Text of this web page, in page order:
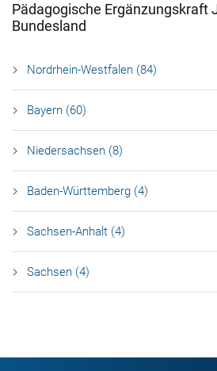
Pädagogische Ergänzungskraft
Bundesland
Nordrhein-Westfalen (84)
Bayern (60)
Niedersachsen (8)
Baden-Württemberg (4)
Sachsen-Anhalt (4)
Sachsen (4)